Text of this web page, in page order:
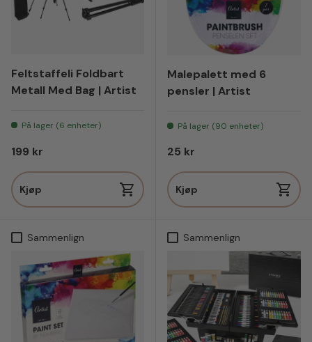
Feltstaffeli Foldbart
Metall Med Bag | Artist
På lager (6 enheter)
Vanlig pris
199 kr
Kjøp
Malepalett med 6
pensler | Artist
På lager (90 enheter)
Vanlig pris
25 kr
Kjøp
Sammenlign Sammenlign